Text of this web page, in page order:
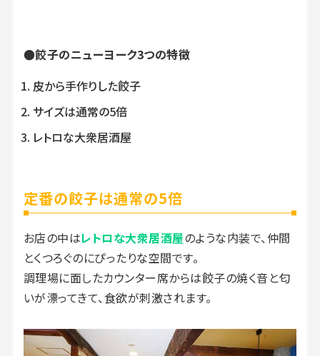
●餃子のニューヨーク3つの特徴
皮から手作りした餃子
サイズは通常の5倍
レトロな大衆居酒屋
定番の餃子は通常の5倍
お店の中はレトロな大衆居酒屋のような内装で、仲間
とくつろぐのにぴったりな空間です。
調理場に面したカウンター席からは餃子の焼く音と匂
いが漂ってきて、食欲が刺激されます。